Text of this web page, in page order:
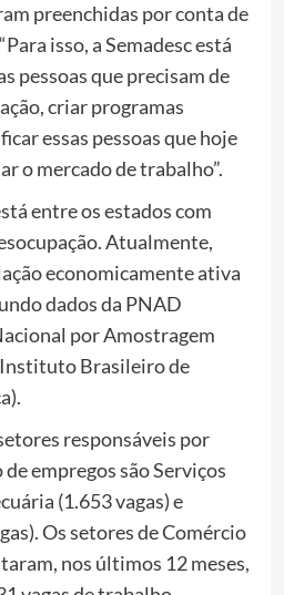
preenchidas por conta de
isso, a Semadesc está
pessoas que precisam de
criar programas
essas pessoas que hoje
o mercado de trabalho”.
entre os estados com
Atualmente,
economicamente ativa
dados da PNAD
por Amostragem
Brasileiro de
responsáveis por
empregos são Serviços
(1.653 vagas) e
Os setores de Comércio
nos últimos 12 meses,